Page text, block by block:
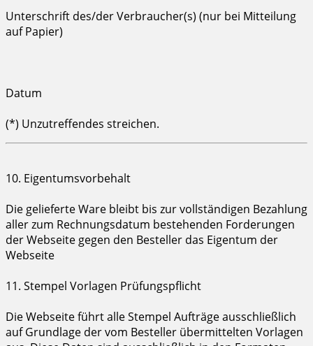
Unterschrift des/der Verbraucher(s) (nur bei Mitteilung
auf Papier)
Datum
(*) Unzutreffendes streichen.
10. Eigentumsvorbehalt
Die gelieferte Ware bleibt bis zur vollständigen Bezahlung
aller zum Rechnungsdatum bestehenden Forderungen
der Webseite gegen den Besteller das Eigentum der
Webseite
11. Stempel Vorlagen Prüfungspflicht
Die Webseite führt alle Stempel Aufträge ausschließlich
auf Grundlage der vom Besteller übermittelten Vorlagen